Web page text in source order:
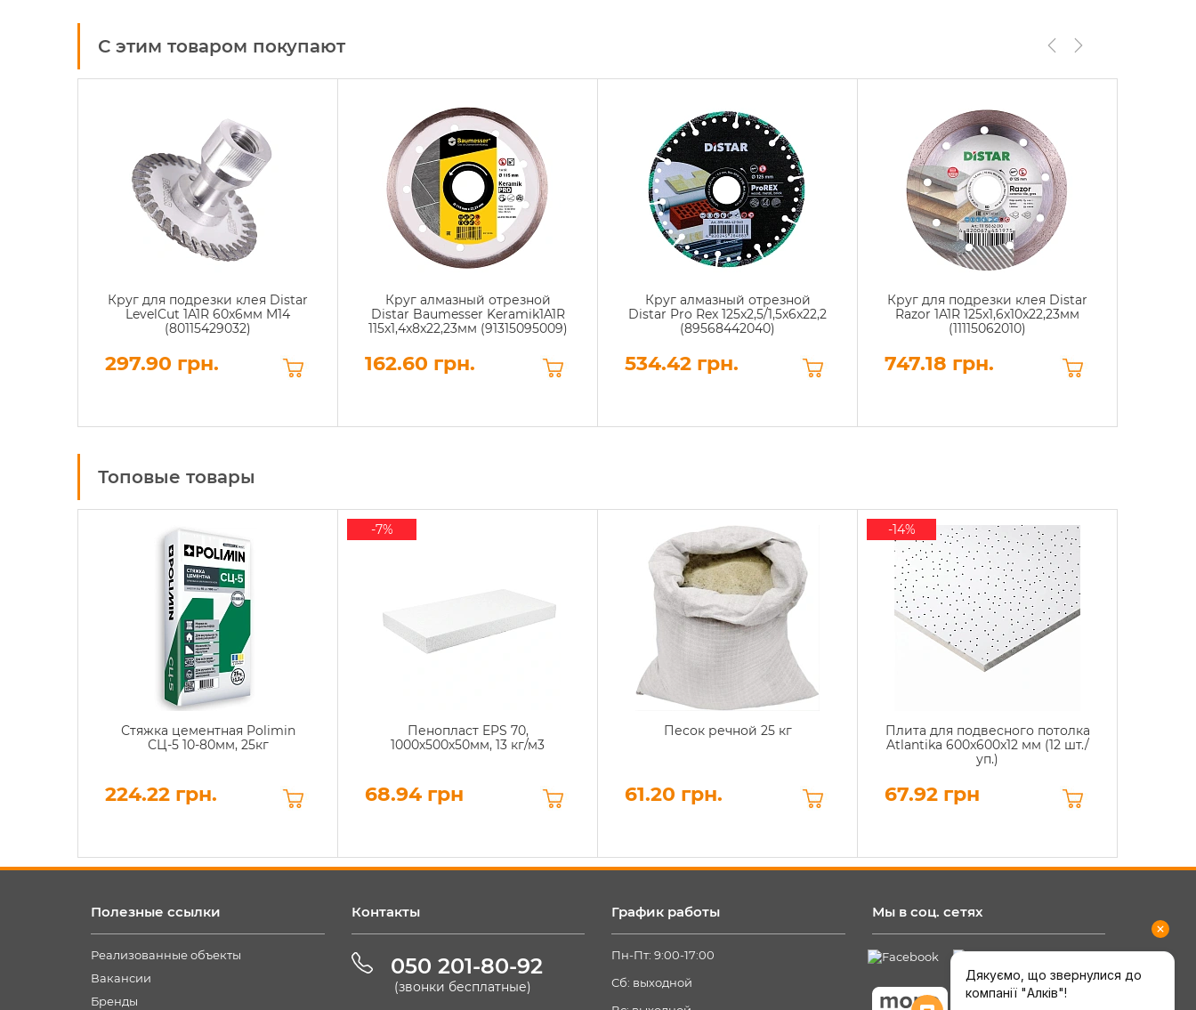
С этим товаром покупают
Круг для подрезки клея Distar
LevelCut 1A1R 60x6мм M14
(80115429032)
297.90 грн.
Круг алмазный отрезной
Distar Baumesser Keramik1A1R
115x1,4x8x22,23мм (91315095009)
162.60 грн.
Круг алмазный отрезной
Distar Pro Rex 125x2,5/1,5x6x22,2
(89568442040)
534.42 грн.
Круг для подрезки клея Distar
Razor 1A1R 125x1,6x10x22,23мм
(11115062010)
747.18 грн.
Топовые товары
Стяжка цементная Polimin
СЦ-5 10-80мм, 25кг
224.22 грн.
Пенопласт EPS 70,
1000х500х50мм, 13 кг/м3
68.94 грн
-7%
Песок речной 25 кг
61.20 грн.
Плита для подвесного потолка
Atlantika 600x600x12 мм (12 шт./
уп.)
67.92 грн
-14%
Полезные ссылки
Реализованные объекты
Вакансии
Бренды
Контакты
050 201-80-92
(звонки бесплатные)
График работы
Пн-Пт: 9:00-17:00
Сб: выходной
Мы в соц. сетях